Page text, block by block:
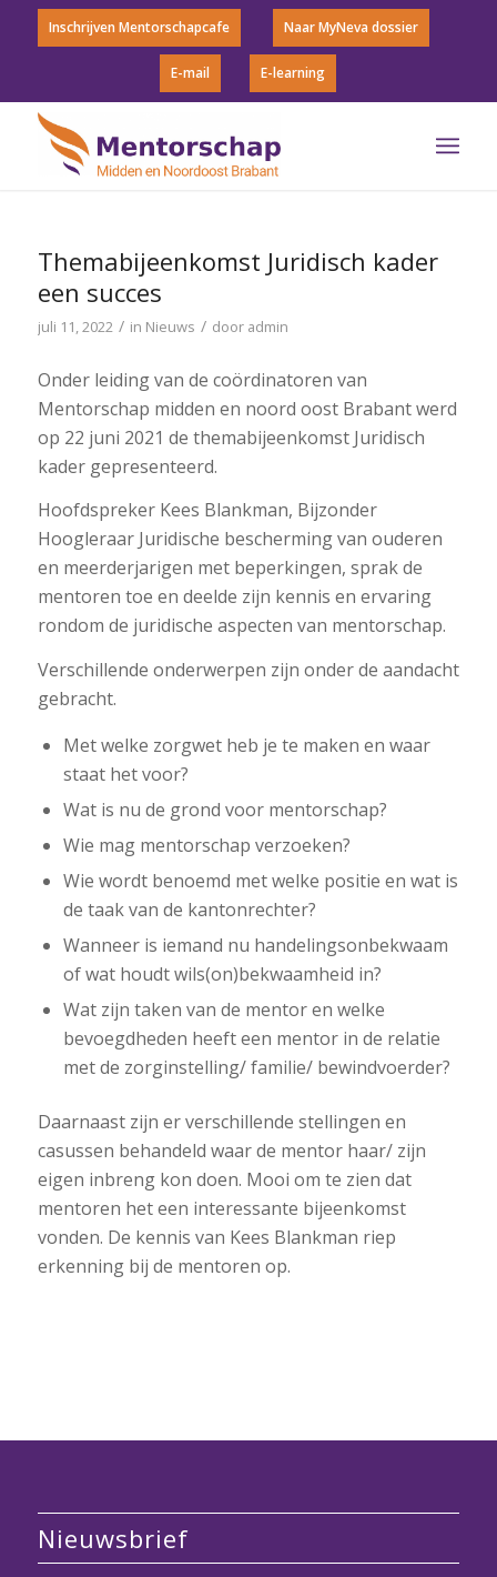
Inschrijven Mentorschapcafe Naar MyNeva dossier
E-mail E-learning
Themabijeenkomst Juridisch kader
een succes
juli 11, 2022 / in Nieuws / door admin
Onder leiding van de coördinatoren van
Mentorschap midden en noord oost Brabant werd
op 22 juni 2021 de themabijeenkomst Juridisch
kader gepresenteerd.
Hoofdspreker Kees Blankman, Bijzonder
Hoogleraar Juridische bescherming van ouderen
en meerderjarigen met beperkingen, sprak de
mentoren toe en deelde zijn kennis en ervaring
rondom de juridische aspecten van mentorschap.
Verschillende onderwerpen zijn onder de aandacht
gebracht.
Met welke zorgwet heb je te maken en waar
staat het voor?
Wat is nu de grond voor mentorschap?
Wie mag mentorschap verzoeken?
Wie wordt benoemd met welke positie en wat is
de taak van de kantonrechter?
Wanneer is iemand nu handelingsonbekwaam
of wat houdt wils(on)bekwaamheid in?
Wat zijn taken van de mentor en welke
bevoegdheden heeft een mentor in de relatie
met de zorginstelling/ familie/ bewindvoerder?
Daarnaast zijn er verschillende stellingen en
casussen behandeld waar de mentor haar/ zijn
eigen inbreng kon doen. Mooi om te zien dat
mentoren het een interessante bijeenkomst
vonden. De kennis van Kees Blankman riep
erkenning bij de mentoren op.
Nieuwsbrief